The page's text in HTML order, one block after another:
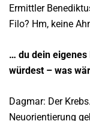
Ermittler
Filo? Hm, keine
… du dein
würdest – was
Dagmar: Der
Neuorientierung